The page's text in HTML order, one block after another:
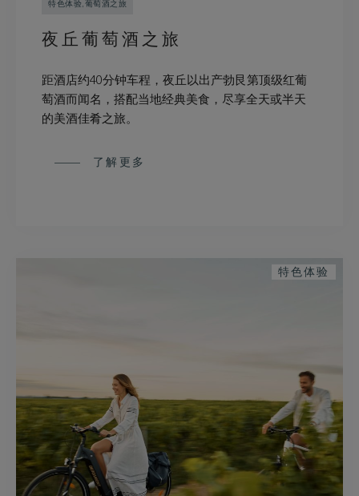
特色体验,葡萄酒之旅
夜丘葡萄酒之旅
距酒店约40分钟车程，夜丘以出产勃艮第顶级红葡
萄酒而闻名，搭配当地经典美食，尽享全天或半天
的美酒佳肴之旅。
了解更多
特色体验